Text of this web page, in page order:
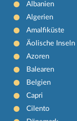
Albanien
Algerien
Amalfiküste
Äolische Inseln
Azoren
Balearen
Belgien
Capri
Cilento